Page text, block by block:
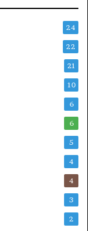
24
22
21
10
6
6
5
4
4
3
2